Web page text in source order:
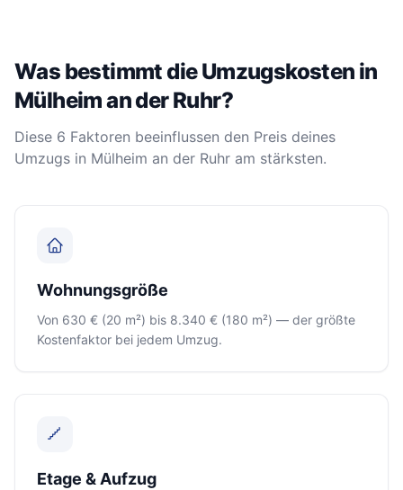
Was bestimmt die Umzugskosten in
Mülheim an der Ruhr?
Diese 6 Faktoren beeinflussen den Preis deines
Umzugs in Mülheim an der Ruhr am stärksten.
Wohnungsgröße
Von 630 € (20 m²) bis 8.340 € (180 m²) — der größte
Kostenfaktor bei jedem Umzug.
Etage & Aufzug